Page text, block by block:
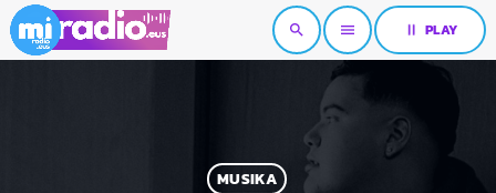
search menu pause PLAY
MUSIKA